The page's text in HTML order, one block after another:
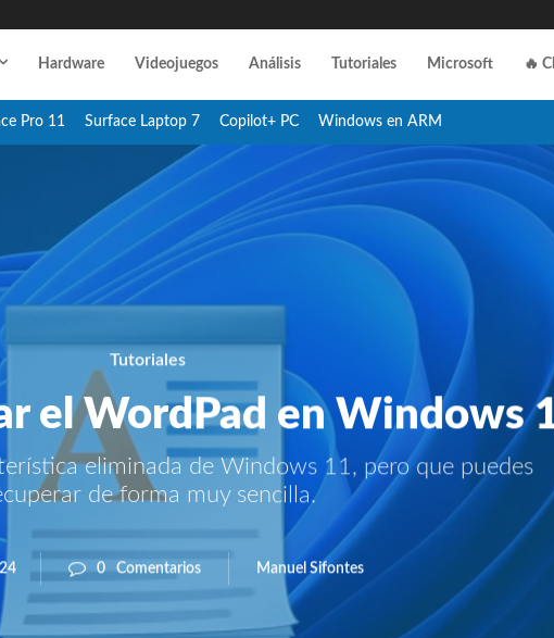
Hardware Videojuegos Análisis Tutoriales Microsoft 🔥
Pro 11 Surface Laptop 7 Copilot+ PC Windows en ARM
Tutoriales
el WordPad en Windows
eliminada de Windows 11, pero que puedes
de forma muy sencilla.
0 Comentarios Manuel Sifontes